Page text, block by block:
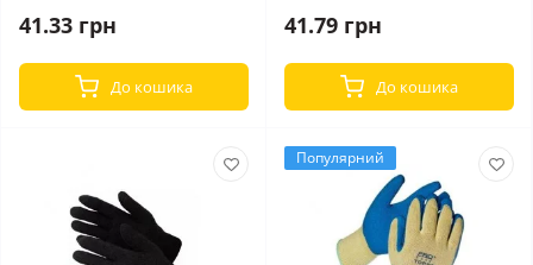
41.33 грн
До кошика
41.79 грн
До кошика
Популярний